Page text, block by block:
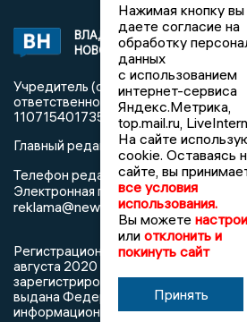
ВЛАДИМИРСКИЕ
НОВОСТИ
2017 ©
Учредитель (соучредители):
ответственностью
1107154017354)
Главный редактор: Мазов С. А.
Телефон редакции:8 (4922)
Электронная почта редакции:
reklama@newsvladimir.ru
Регистрационный номер: серия Эл
августа 2020 г. согласно выписке из
зарегистрированных средств
выдана Федеральной службой по
информационных технологий и
Нажимая кнопку вы
даете согласие на
обработку
данных
с использованием
интернет-сервиса
Яндекс.Метрика,
top.mail.ru,
На сайте
cookie. Оставаясь
сайте, вы
все условия
использования.
Вы можете
или отклонить и
покинуть сайт
Принять